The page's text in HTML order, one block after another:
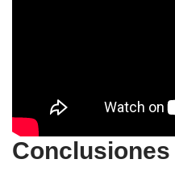
Conclusiones